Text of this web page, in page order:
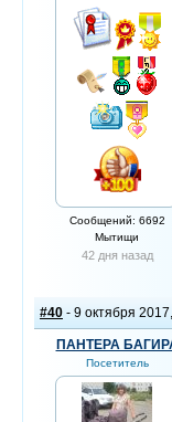
Сообщений: 6692
Мытищи
42 дня назад
#40 - 9 октября
ПАНТЕРА
Посетитель